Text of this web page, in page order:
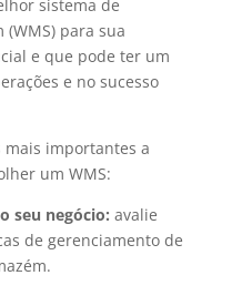
sistema de
para sua
e que pode ter um
e no sucesso
mais importantes a
um WMS:
seu negócio: avalie
de gerenciamento de